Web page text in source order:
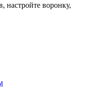
настройте воронку,